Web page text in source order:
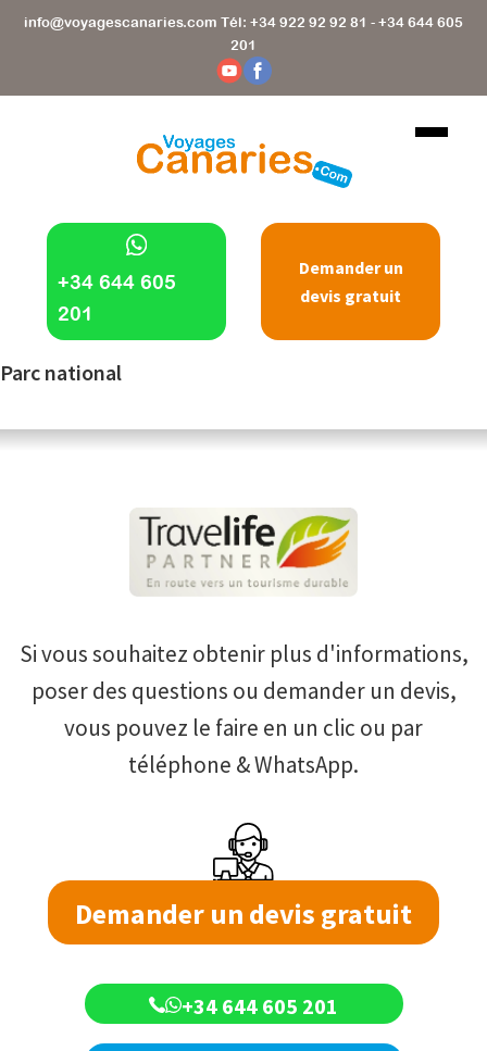
Skipinfo@voyagescanaries.com Tél: +34 922 92 92 81 - +34 644 605
201
+34 644 605
201
Demander un
devis gratuit
Parc national
Si vous souhaitez obtenir plus d'informations,
poser des questions ou demander un devis,
vous pouvez le faire en un clic ou par
téléphone & WhatsApp.
Demander un devis gratuit
+34 644 605 201